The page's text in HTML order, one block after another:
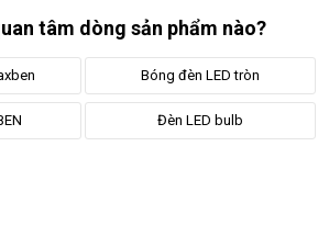
công suất và kích thước
tâm dòng sản phẩm nào?
Bóng đèn LED tròn
Đèn LED bulb